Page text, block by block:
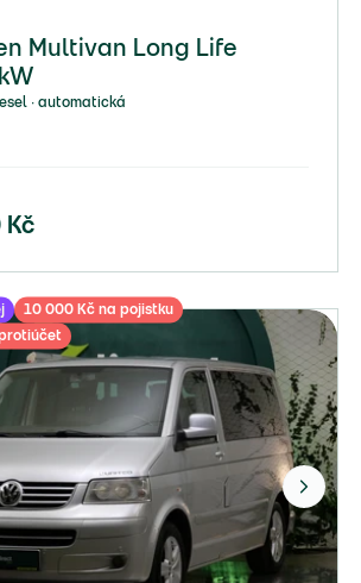
Multivan Long Life
∙ automatická
Kč
10 000 Kč na pojistku